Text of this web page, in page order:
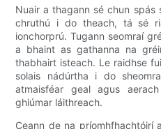
Nuair a thagann sé chun spás
chruthú i do theach, tá sé
ionchorprú. Tugann seomraí
a bhaint as gathanna na
thabhairt isteach. Le raidhse
solais nádúrtha i do
atmaisféar geal agus
ghiúmar láithreach.
Ceann de na príomhfhachtóirí